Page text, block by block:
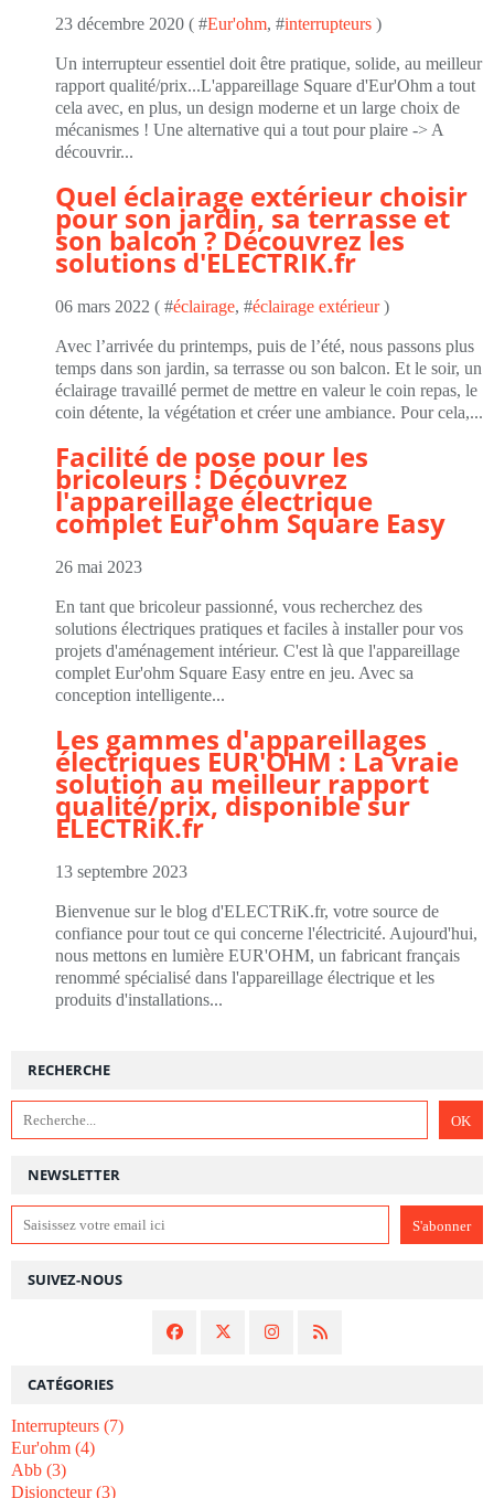
23 décembre 2020 ( #Eur'ohm, #interrupteurs )
Un interrupteur essentiel doit être pratique, solide, au meilleur
rapport qualité/prix...L'appareillage Square d'Eur'Ohm a tout
cela avec, en plus, un design moderne et un large choix de
mécanismes ! Une alternative qui a tout pour plaire -> A
découvrir...
Quel éclairage extérieur choisir
pour son jardin, sa terrasse et
son balcon ? Découvrez les
solutions d'ELECTRIK.fr
06 mars 2022 ( #éclairage, #éclairage extérieur)
Avec l’arrivée du printemps, puis de l’été, nous passons plus
temps dans son jardin, sa terrasse ou son balcon. Et le soir, un
éclairage travaillé permet de mettre en valeur le coin repas, le
coin détente, la végétation et créer une ambiance. Pour cela,...
Facilité de pose pour les
bricoleurs : Découvrez
l'appareillage électrique
complet Eur'ohm Square Easy
26 mai 2023
En tant que bricoleur passionné, vous recherchez des
solutions électriques pratiques et faciles à installer pour vos
projets d'aménagement intérieur. C'est là que l'appareillage
complet Eur'ohm Square Easy entre en jeu. Avec sa
conception intelligente...
Les gammes d'appareillages
électriques EUR'OHM : La vraie
solution au meilleur rapport
qualité/prix, disponible sur
ELECTRiK.fr
13 septembre 2023
Bienvenue sur le blog d'ELECTRiK.fr, votre source de
confiance pour tout ce qui concerne l'électricité. Aujourd'hui,
nous mettons en lumière EUR'OHM, un fabricant français
renommé spécialisé dans l'appareillage électrique et les
produits d'installations...
NEWSLETTER
SUIVEZ-NOUS
RECHERCHE
CATÉGORIES
Interrupteurs (7)
Eur'ohm (4)
Abb (3)
Disjoncteur(3)